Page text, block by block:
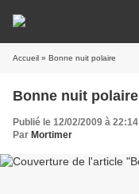
Accueil » Bonne nuit polaire
Bonne nuit polaire
Publié le 12/02/2009 à 22:14
Par Mortimer